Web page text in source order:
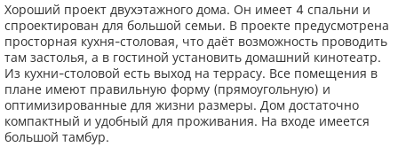
Хороший проект двухэтажного дома. Он имеет 4 спальни и
спроектирован для большой семьи. В проекте предусмотрена
просторная кухня-столовая, что даёт возможность проводить
там застолья, а в гостиной установить домашний кинотеатр.
Из кухни-столовой есть выход на террасу. Все помещения в
плане имеют правильную форму (прямоугольную) и
оптимизированные для жизни размеры. Дом достаточно
компактный и удобный для проживания. На входе имеется
большой тамбур.